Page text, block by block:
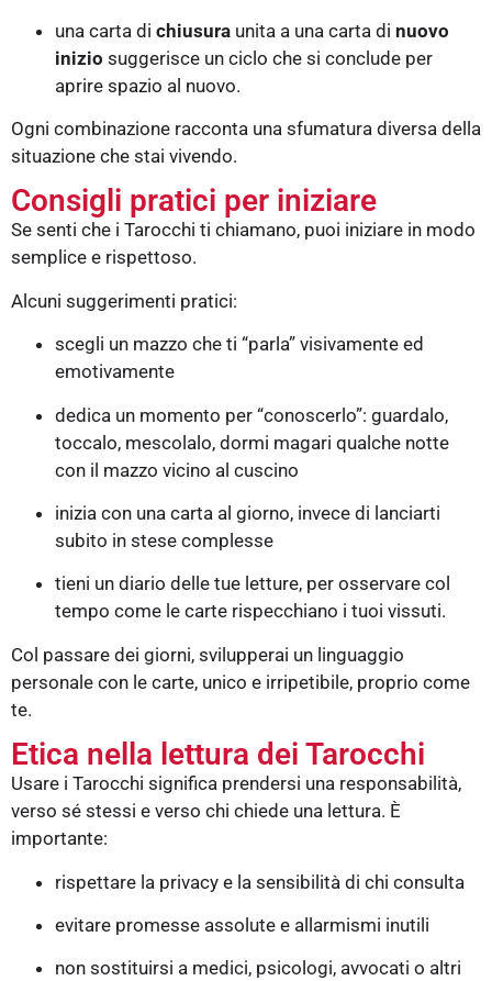
una carta di chiusura unita a una carta di nuovo
inizio suggerisce un ciclo che si conclude per
aprire spazio al nuovo.
Ogni combinazione racconta una sfumatura diversa della
situazione che stai vivendo.
Consigli pratici per iniziare
Se senti che i Tarocchi ti chiamano, puoi iniziare in modo
semplice e rispettoso.
Alcuni suggerimenti pratici:
scegli un mazzo che ti “parla” visivamente ed
emotivamente
dedica un momento per “conoscerlo”: guardalo,
toccalo, mescolalo, dormi magari qualche notte
con il mazzo vicino al cuscino
inizia con una carta al giorno, invece di lanciarti
subito in stese complesse
tieni un diario delle tue letture, per osservare col
tempo come le carte rispecchiano i tuoi vissuti.
Col passare dei giorni, svilupperai un linguaggio
personale con le carte, unico e irripetibile, proprio come
te.
Etica nella lettura dei Tarocchi
Usare i Tarocchi significa prendersi una responsabilità,
verso sé stessi e verso chi chiede una lettura. È
importante:
rispettare la privacy e la sensibilità di chi consulta
evitare promesse assolute e allarmismi inutili
non sostituirsi a medici, psicologi, avvocati o altri